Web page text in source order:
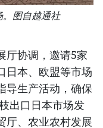
。图自越通社
厅协调，邀请5家
日本、欧盟等市场
导生产活动，确保
出口日本市场发
厅、农业农村发展